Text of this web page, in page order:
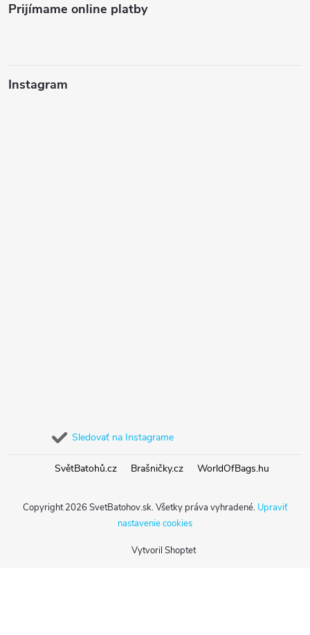
Prijímame online platby
Instagram
Sledovať na Instagrame
SvětBatohů.cz Brašničky.cz WorldOfBags.hu
Vytvoril Shoptet
Copyright 2026 SvetBatohov.sk. Všetky práva vyhradené. Upraviť
nastavenie cookies